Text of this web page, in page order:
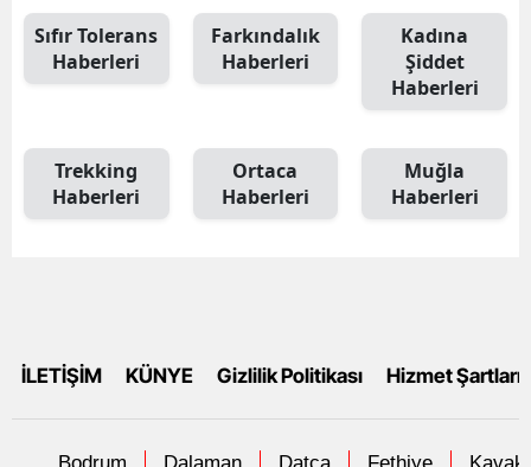
Sıfır Tolerans
Haberleri
Farkındalık
Haberleri
Kadına
Şiddet
Haberleri
Trekking
Haberleri
Ortaca
Haberleri
Muğla
Haberleri
İLETİŞİM KÜNYE Gizlilik Politikası Hizmet Şartları
Bodrum Dalaman Datça Fethiye